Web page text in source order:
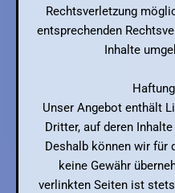
Rechtsverletzung
entsprechenden
Inhalte
Unser Angebot enthält
Dritter, auf deren
Deshalb können wir für
keine Gewähr
verlinkten Seiten ist